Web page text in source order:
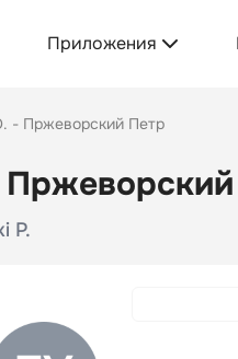
Приложения
- Пржеворский Петр
P.